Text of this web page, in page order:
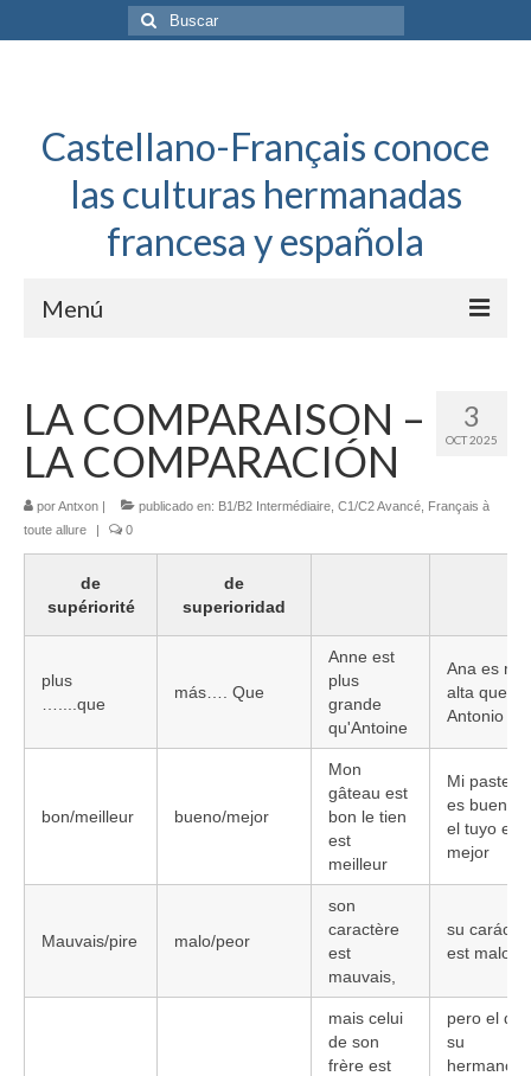
Buscar
por:
Castellano-Français conoce
las culturas hermanadas
francesa y española
Menú
Français: Dossier Général
Français à toute allure
Bordeaux Tregey
Zarzuela
UNED
Euskaldunak gara
Canarias
MI POESIA
3
OCT 2025
LA COMPARAISON –
LA COMPARACIÓN
porAntxon | publicado en: B1/B2 Intermédiaire C1/C2 Avancé Français à
toute allure
| 0
de
supériorité
de
superioridad
plus
…....que
más…. Que
Anne est
plus
grande
qu'Antoine
Ana es
alta que
Antonio
bon/meilleur bueno/mejor
Mon
gâteau est
bon le tien
est
meilleur
Mi pastel
es bueno,
el tuyo es
mejor
Mauvais/pire malo/peor
son
caractère
est
mauvais,
su carácter
est malo,
mais celui
de son
frère est
pero el de
su
hermano